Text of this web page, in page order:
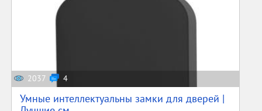
2037 4
Умные интеллектуальны замки для дверей |